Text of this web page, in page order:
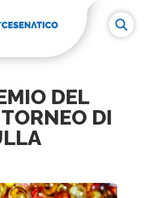
DEL
DI